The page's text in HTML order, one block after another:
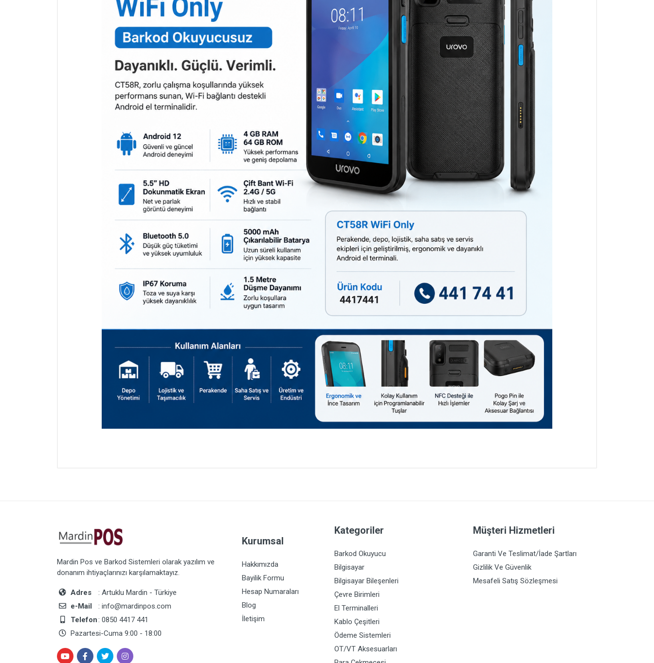
Mardin Pos ve Barkod Sistemleri olarak yazılım ve
donanım ihtiyaçlarınızı karşılamaktayız.
Adres
: Artuklu Mardin - Türkiye
e-Mail
: info@mardinpos.com
Telefon: 0850 4417 441
Pazartesi-Cuma 9:00 - 18:00
Kurumsal
Hakkımızda
Bayilik Formu
Hesap Numaraları
Blog
İletişim
Kategoriler
Barkod Okuyucu
Bilgisayar
Bilgisayar Bileşenleri
Çevre Birimleri
El Terminalleri
Kablo Çeşitleri
Ödeme Sistemleri
OT/VT Aksesuarları
Müşteri Hizmetleri
Garanti Ve Teslimat/İade Şartları
Gizlilik Ve Güvenlik
Mesafeli Satış Sözleşmesi